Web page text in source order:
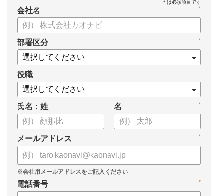
こちらの資料では、
・人事評価システムが必要な企業の特徴
・導入検討に必要な3つの視点
・7つの選定ポイント
についてまとめましたので、ぜひお役立てください。
*
会社名
*
部署区分
役職
氏名：姓 *
名
*
メールアドレス
*
電話番号